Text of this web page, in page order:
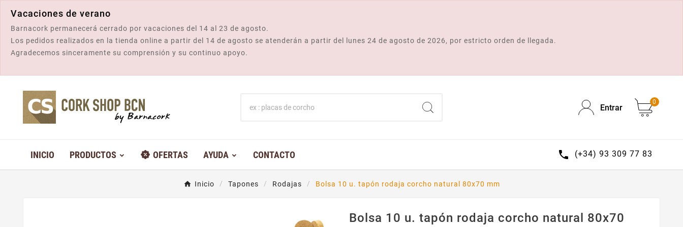
Vacaciones de verano
Barnacork permanecerá cerrado por vacaciones del 14 al 23 de agosto.
Los pedidos realizados en la tienda online a partir del 14 de agosto se atenderán a partir del lunes 24 de agosto de 2026, por estricto orden de llegada.
Agradecemos sinceramente su comprensión y su continuo apoyo.
Entrar
0
INICIO PRODUCTOS OFERTAS AYUDA CONTACTO  (+34) 93 309 77 83
Inicio Tapones Rodajas Bolsa 10 u. tapón rodaja corcho natural 80x70 mm
Bolsa 10 u. tapón rodaja corcho natural 80x70